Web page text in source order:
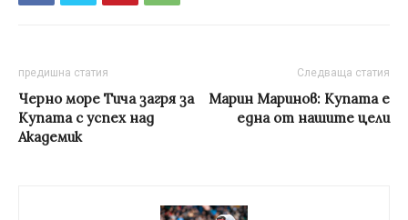
предишна статия
Черно море Тича загря за
Купата с успех над
Академик
Следваща статия
Марин Маринов: Купата е
една от нашите цели